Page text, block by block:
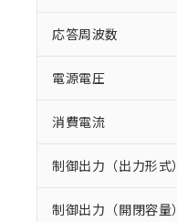
応答周波数
電源電圧
消費電流
制御出力（出力形式）
制御出力（開閉容量）